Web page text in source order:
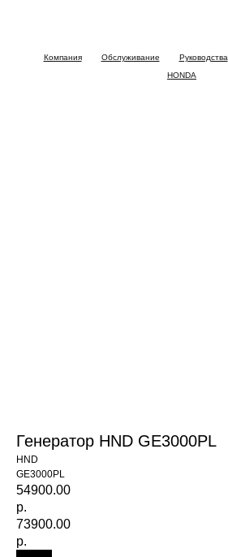
Компания Обслуживание Руководства
HONDA
Генератор HND GE3000PL
HND
GE3000PL
54900.00
р.
73900.00
р.